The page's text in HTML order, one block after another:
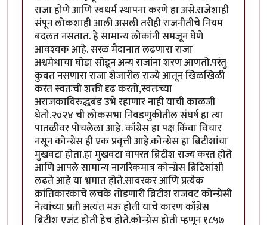
राजा होणे आणि स्वधर्म स्थापना करणे हा असे.राजेशाही
संपून लोकशाही आली असली तरीही राजनीतीचे नियम
बदलत नसतात. हे सामान्य लोकांनी समजून घेणे
आवश्यक आहे. सरळ मैदानात लढणारा राजा
अश्वमेधाचा घोडा सोडून अन्य राजांना शरण आणतो.परंतु
कुवत नसणारा राजा शेजारील राज्ये आतून खिळखिळी
करत स्वतःची शक्ती दृढ करतो,स्वतःच्या
अराजकाविरुद्धबंड उभे रहाणार नाही याची काळजी
घेतो.२०२४ ची लोकसभा निवडणुकीतील संघर्ष हा त्या
पातळीवर पोचलेला आहे. कॉंग्रेस हा पक्ष किंवा विचार
नसून कोन्ग्रेस ही एक प्रवृत्ती आहे.कोन्ग्रेस हा ब्रिटीशांचा
मुखवटा होता.हा मुखवटा वापरत ब्रिटीश राज्य करत होते
आणि आपले सामान्य नागरिकमात्र कोन्ग्रेस ब्रिटिशांशी
लढते आहे या भ्रमात होते.सावरकर आणि प्रत्येक
क्रांतिकारकाचे लचके तोडणारी ब्रिटीश राजवट कोन्ग्रेसी
नेत्यांच्या प्रती अत्यंत मऊ होती याचे कारण कॉंग्रेस
ब्रिटीश एजंट होती हेच होते.कोन्ग्रेस होती म्हणून १८५७